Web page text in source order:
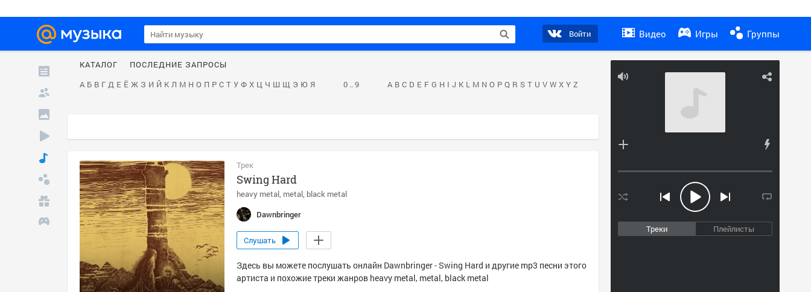
Войти Видео Игры Группы
Треки Плейлисты
КАТАЛОГ
ПОСЛЕДНИЕ ЗАПРОСЫ
А Б В Г Д Е Ё Ж З И Й К Л М Н О П Р С Т У Ф Х Ц Ч Ш Щ Э Ю Я 0 .. 9 A B C D E F G H I J K L M N O P Q R S T U V W X Y Z
Трек
Swing Hard
heavy metal metal black metal
Dawnbringer
Слушать
Здесь вы можете послушать онлайн Dawnbringer - Swing Hard и другие mp3 песни этого
артиста и похожие треки жанров heavy metal, metal, black metal